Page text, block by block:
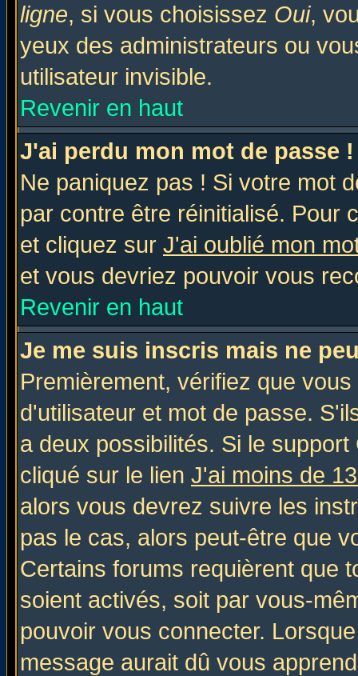
ligne, si vous choisissez Oui,
yeux des administrateurs ou
utilisateur invisible.
Revenir en haut
J'ai perdu mon mot de passe !
Ne paniquez pas ! Si votre mot
par contre être réinitialisé. Pour
et cliquez sur J'ai oublié mon
et vous devriez pouvoir vous
Revenir en haut
Je me suis inscris mais ne
Premièrement, vérifiez que
d'utilisateur et mot de passe.
a deux possibilités. Si le
cliqué sur le lien J'ai moins de
alors vous devrez suivre les
pas le cas, alors peut-être que
Certains forums requièrent que
soient activés, soit par vous-
pouvoir vous connecter.
message aurait dû vous